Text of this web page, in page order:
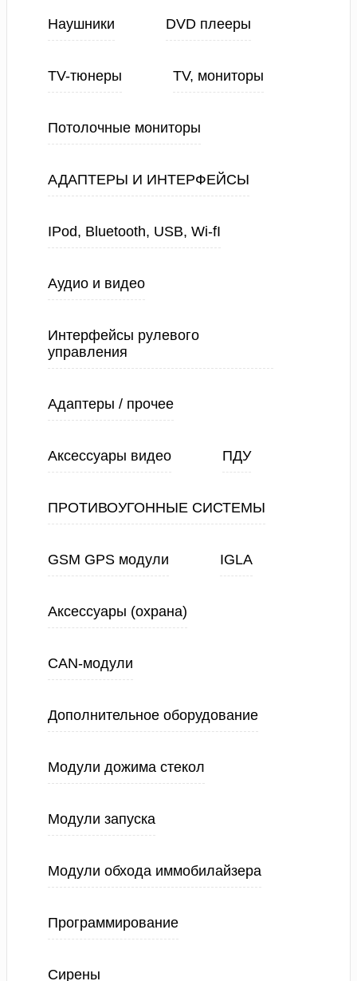
Наушники DVD плееры
TV-тюнеры TV, мониторы
Потолочные мониторы
АДАПТЕРЫ И ИНТЕРФЕЙСЫ
IPod, Bluetooth, USB, Wi-fI
Аудио и видео
Интерфейсы рулевого
управления
Адаптеры / прочее
Аксессуары видео ПДУ
ПРОТИВОУГОННЫЕ СИСТЕМЫ
GSM GPS модули IGLA
Аксессуары (охрана)
CAN-модули
Дополнительное оборудование
Модули дожима стекол
Модули запуска
Модули обхода иммобилайзера
Программирование
Сирены